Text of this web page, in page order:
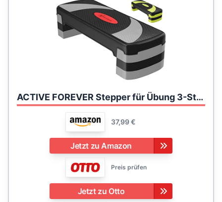
ACTIVE FOREVER Stepper für Übung 3-Stufen, Aerobic Stepper Board und 3 höhenverstellbar 10cm/15cm/20cm, rutschfeste Fitness Stepper Ausrüstung für Übung Workout Home Office, 78×30 cm (Schwarz Grau)
37,99 €
Jetzt zu Amazon
Preis prüfen
Jetzt zu Otto